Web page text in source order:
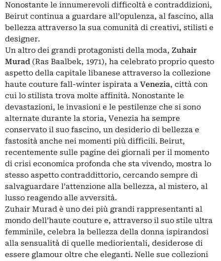
Nonostante le innumerevoli difficoltà e contraddizioni,
Beirut continua a guardare all’opulenza, al fascino, alla
bellezza attraverso la sua comunità di creativi, stilisti e
designer.
Un altro dei grandi protagonisti della moda, Zuhair
Murad (Ras Baalbek, 1971), ha celebrato proprio questo
aspetto della capitale libanese attraverso la collezione
haute couture fall-winter ispirata a Venezia, città con
cui lo stilista trova molte affinità. Nonostante le
devastazioni, le invasioni e le pestilenze che si sono
alternate durante la storia, Venezia ha sempre
conservato il suo fascino, un desiderio di bellezza e
fastosità anche nei momenti più difficili. Beirut,
recentemente sulle pagine dei giornali per il momento
di crisi economica profonda che sta vivendo, mostra lo
stesso aspetto contraddittorio, cercando sempre di
salvaguardare l’attenzione alla bellezza, al mistero, al
lusso reagendo alle avversità.
Zuhair Murad è uno dei più grandi rappresentanti al
mondo dell’haute couture e, attraverso il suo stile ultra
femminile, celebra la bellezza della donna ispirandosi
alla sensualità di quelle mediorientali, desiderose di
essere glamour oltre che eleganti. Nelle sue collezioni